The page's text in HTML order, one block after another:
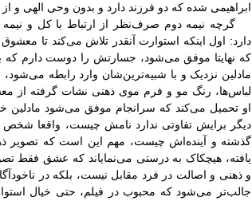
ابراهیمی‌ شده که دو فرزند دارد و بدون وحی الهی
گرچه نیمه دوم صرف‌نظر از ارتباط با کل و نیمه
دارد: اول اینکه استوارت آنقدر تلاش می‌کند تا معشوق
که نهایتا موفق می‌شود، جسارتش را دوست دارم که
مادلین نزدیک و با شبیه‌ترین‌شان وارد رابطه می‌شود،
لباس‌ها، رنگ مو و فرم موی ذهنی نشات‌ گرفته از
او تحمیل می‌کند که سرانجام موفق می‌شود مادلین
دیگر برایش تفاوتی ندارد نامش چیست، واقعا شخص
گذشته و آینده‌اش چیست، مهم این است که تصویر
یافته، هیچکاک به درستی می‌نمایاند که عشق فقط
و ذهنی و اصالت در فرد مقابل نیست، بلکه در
جالب‌تر می‌شود که محبوب در فیلم، حتی خیال